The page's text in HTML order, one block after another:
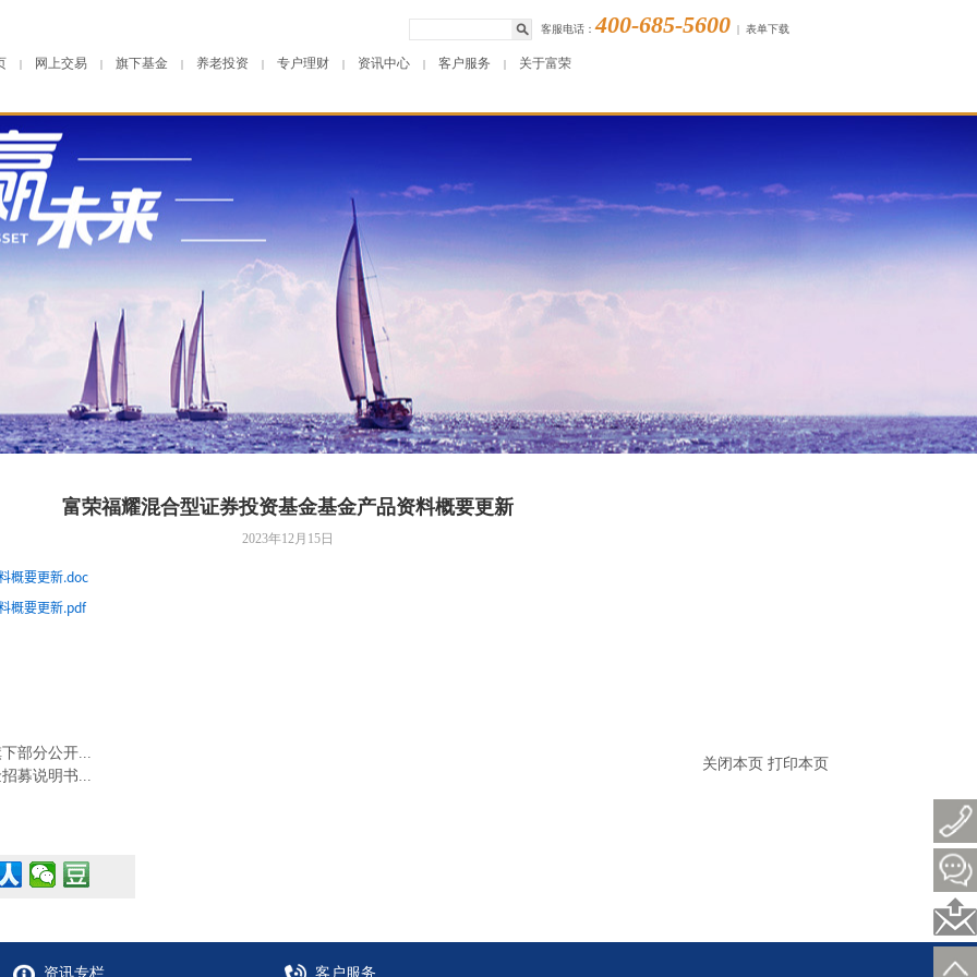
客服电话：400-685-5600 | 表单下载
| 网上交易 | 旗下基金 | 养老投资 | 专户理财 | 资讯中心 | 客户服务 | 关于富荣
富荣福耀混合型证券投资基金基金产品资料概要更新
2023年12月15日
概要更新.doc
概要更新.pdf
部分公开...
募说明书...
关闭本页 打印本页